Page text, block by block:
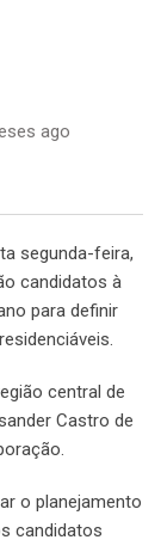
ago
segunda-feira,
candidatos à
para definir
central de
Castro de
o planejamento
candidatos